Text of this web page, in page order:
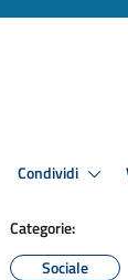
Condividi
Categorie:
Sociale